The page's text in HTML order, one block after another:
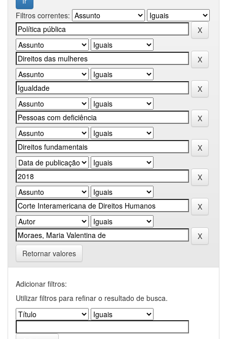
Filtros correntes:
Retornar valores
Adicionar filtros:
Utilizar filtros para refinar o resultado de busca.